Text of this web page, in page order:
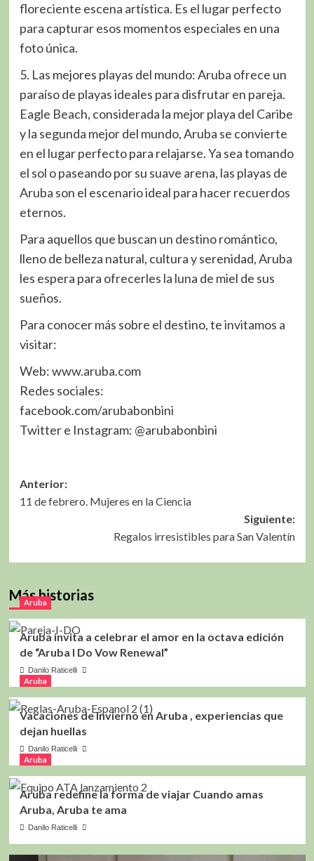
floreciente escena artística. Es el lugar perfecto
para capturar esos momentos especiales en una
foto única.
5. Las mejores playas del mundo: Aruba ofrece un
paraíso de playas ideales para disfrutar en pareja.
Eagle Beach, considerada la mejor playa del Caribe
y la segunda mejor del mundo, Aruba se convierte
en el lugar perfecto para relajarse. Ya sea tomando
el sol o paseando por su suave arena, las playas de
Aruba son el escenario ideal para hacer recuerdos
eternos.
Para aquellos que buscan un destino romántico,
lleno de belleza natural, cultura y serenidad, Aruba
les espera para ofrecerles la luna de miel de sus
sueños.
Para conocer más sobre el destino, te invitamos a
visitar:
Web: www.aruba.com
Redes sociales:
facebook.com/arubabonbini
Twitter e Instagram: @arubabonbini
Navegación
de
Anterior:
11 de febrero. Mujeres en la Ciencia
Siguiente:
Regalos irresistibles para San Valentín
Más historias
Aruba
Aruba invita a celebrar el amor en la octava edición
de “Aruba I Do Vow Renewal”
Danilo Raticelli
Aruba
Vacaciones de Invierno en Aruba , experiencias que
dejan huellas
Danilo Raticelli
Aruba
Aruba redefine la forma de viajar Cuando amas
Aruba, Aruba te ama
Danilo Raticelli